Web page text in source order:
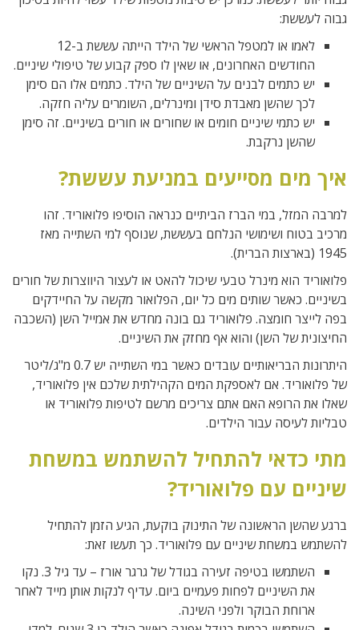
גבוה לעששת:
לאמו או למטפל הראשי של הילד הייתה עששת ב-12
החודשים האחרונים, או שאין לו ספק קבוע של טיפולי שיניים.
יש כתמים לבנים על השיניים של הילד. כתמים אלו הם סימן
לכך שהשן מאבדת סידן ומינרלים, השומרים עליה חזקה.
יש כתמי שיניים חומים או שחורים או חורים בשיניים. זה סימן
שהשן נרקבת.
איך מים מסייעים במניעת עששת?
למרבה המזל, במי הברז הביתיים כנראה הוסיפו פלואוריד. זהו
מרכיב בטוח ושימושי הנלחם בעששת, שנוסף למי השתייה מאז
1945 (בארצות הברית).
פלואוריד הוא מינרל טבעי שיכול להאט או לעצור היווצרות של חורים
בשיניים. כאשר שותים מים כל יום, הפלואור מקשה על החיידקים
בפה לייצר חומצה. פלואוריד גם בונה מחדש את אמייל השן (השכבה
החיצונית של השן) והוא אף מחזק את השיניים.
היתרונות הבריאותיים עובדים כאשר במי השתייה יש 0.7 מ"ג/ליטר
של פלואוריד. אם לאספקת המים הקהילתית שלכם אין פלואוריד,
שאלו את הרופא האם אתם צריכים מרשם לטיפות פלואוריד או
טבליות לעיסה עבור הילדים.
מתי כדאי להתחיל להשתמש במשחת
שיניים עם פלואוריד?
ברגע שהשן הראשונה של התינוק בוקעת, הגיע הזמן להתחיל
להשתמש במשחת שיניים עם פלואוריד. כך תעשו זאת:
השתמשו בטיפה זעירה בגודל של גרגר אורז – עד גיל 3. נקו
את השיניים לפחות פעמיים ביום. עדיף לנקות אותן מייד לאחר
ארוחת הבוקר ולפני השינה.